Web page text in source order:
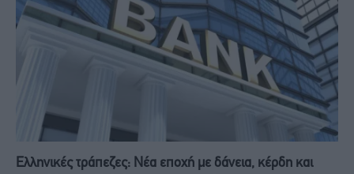
Ελληνικές τράπεζες: Νέα εποχή με δάνεια, κέρδη και